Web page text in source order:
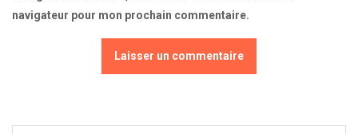
navigateur pour mon prochain commentaire.